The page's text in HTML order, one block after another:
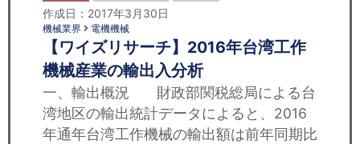
作成日：2017年3月30日
機械業界 電機機械
【ワイズリサーチ】2016年台湾工作
機械産業の輸出入分析
一、輸出概況 財政部関税総局による台
湾地区の輸出統計データによると、2016
年通年台湾工作機械の輸出額は前年同期比